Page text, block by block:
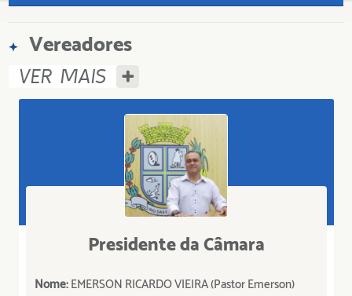
Vereadores
VER MAIS
Presidente da Câmara
Nome:EMERSON RICARDO VIEIRA (Pastor Emerson)